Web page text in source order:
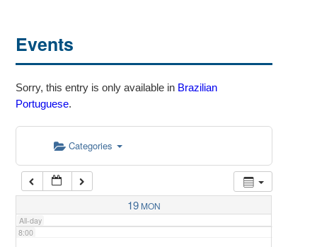
Events
Sorry, this entry is only available in Brazilian
Portuguese.
Categories
19 MON
All-day
4:00
5:00
7:00
8:00